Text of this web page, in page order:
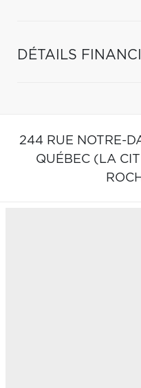
DÉTAILS
244 RUE NOTRE-
QUÉBEC (LA